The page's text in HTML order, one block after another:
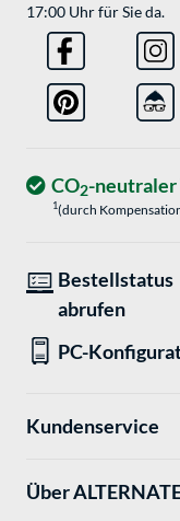
17:00 Uhr für Sie da.
CO2-neutraler
1(durch
Bestellstatus
abrufen
PC-
Kundenservice
Über